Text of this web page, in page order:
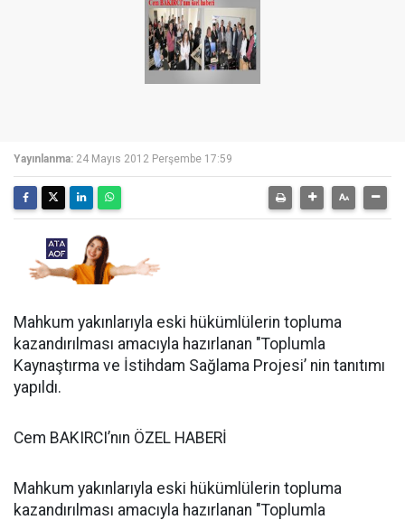
Yayınlanma: 24 Mayıs 2012 Perşembe 17:59
Mahkum yakınlarıyla eski hükümlülerin topluma
kazandırılması amacıyla hazırlanan "Toplumla
Kaynaştırma ve İstihdam Sağlama Projesi’ nin tanıtımı
yapıldı.
Cem BAKIRCI’nın ÖZEL HABERİ
Mahkum yakınlarıyla eski hükümlülerin topluma
kazandırılması amacıyla hazırlanan "Toplumla